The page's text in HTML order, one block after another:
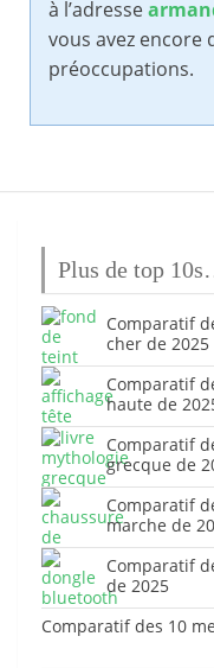
à l’adresse
vous avez encore
préoccupations.
Plus de top
Comparatif
cher de 2025
Comparatif
haute de
Comparatif
grecque de
Comparatif
marche de
Comparatif
de 2025
Comparatif des 10